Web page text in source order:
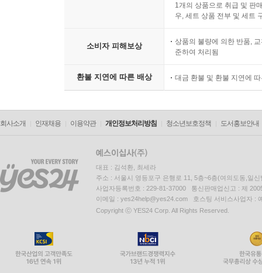
1개의 상품으로 취급 및 판
우, 세트 상품 전부 및 세트
소비자 피해보상
상품의 불량에 의한 반품,
준하여 처리됨
환불 지연에 따른 배상 대금 환불 및 환불 지연에
회사소개 인재채용 이용약관 개인정보처리방침 청소년보호정책 도서홍보안내
대표 : 김석환, 최세라
주소 : 서울시 영등포구 은행로 11, 5층~6층(여의도동,일신
사업자등록번호 : 229-81-37000 통신판매업신고 : 제
이메일 : yes24help@yes24.com 호스팅 서비스사업자 :
Copyright ⓒ YES24 Corp. All Rights Reserved.